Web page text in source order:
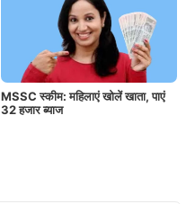
MSSC स्कीम: महिलाएं खोलें खाता, पाएं
32 हजार ब्याज